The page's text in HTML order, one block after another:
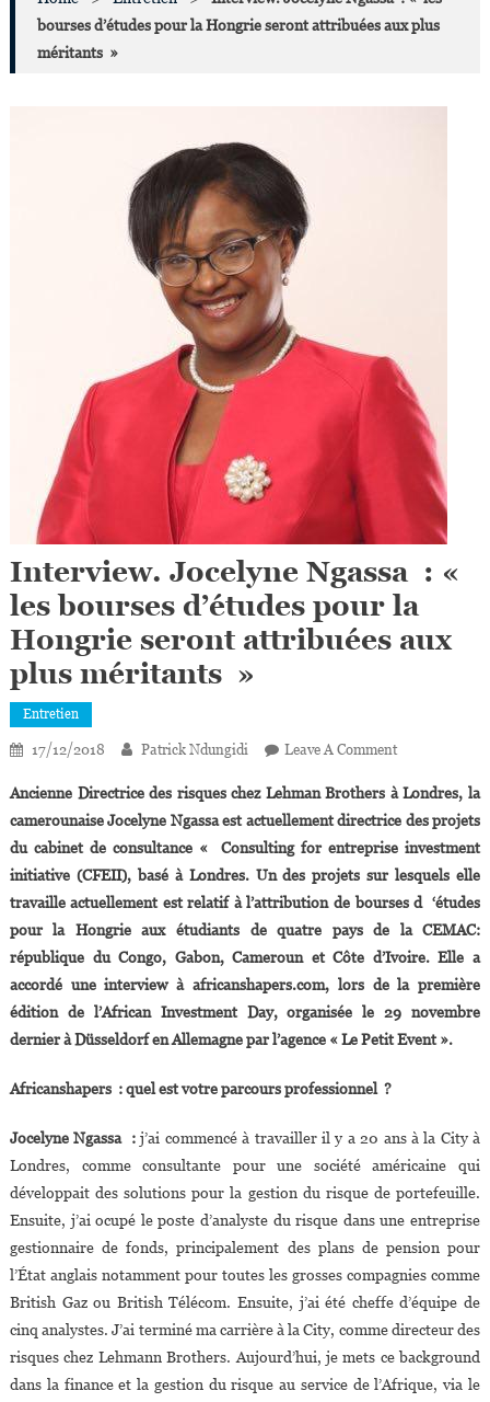
bourses d’études pour la Hongrie seront attribuées aux plus
méritants »
Interview. Jocelyne Ngassa : «
les bourses d’études pour la
Hongrie seront attribuées aux
plus méritants »
Entretien
17/12/2018 Patrick Ndungidi Leave A CommentOn
Jocelyne
Ngassa
:
«
Les
Bourses
D’études
Pour
Hongrie
Ancienne Directrice des risques chez Lehman Brothers à Londres, la
camerounaise Jocelyne Ngassa est actuellement directrice des projets
du cabinet de consultance « Consulting for entreprise investment
initiative (CFEII), basé à Londres. Un des projets sur lesquels elle
travaille actuellement est relatif à l’attribution de bourses d ‘études
pour la Hongrie aux étudiants de quatre pays de la CEMAC:
république du Congo, Gabon, Cameroun et Côte d’Ivoire. Elle a
accordé une interview à africanshapers.com, lors de la première
édition de l’African Investment Day, organisée le 29 novembre
dernier à Düsseldorf en Allemagne par l’agence « Le Petit Event ».
Africanshapers : quel est votre parcours professionnel ?
Jocelyne Ngassa :j’ai commencé à travailler il y a 20 ans à la City à
Londres, comme consultante pour une société américaine qui
développait des solutions pour la gestion du risque de portefeuille.
Ensuite, j’ai ocupé le poste d’analyste du risque dans une entreprise
gestionnaire de fonds, principalement des plans de pension pour
l’État anglais notamment pour toutes les grosses compagnies comme
British Gaz ou British Télécom. Ensuite, j’ai été cheffe d’équipe de
cinq analystes. J’ai terminé ma carrière à la City, comme directeur des
risques chez Lehmann Brothers. Aujourd’hui, je mets ce background
dans la finance et la gestion du risque au service de l’Afrique, via le